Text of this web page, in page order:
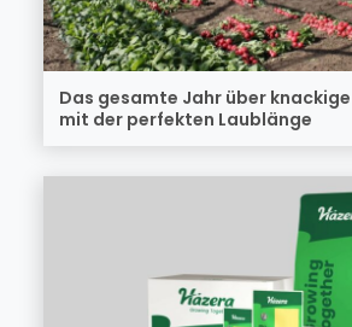
Das gesamte Jahr über
mit der perfekten Laublänge